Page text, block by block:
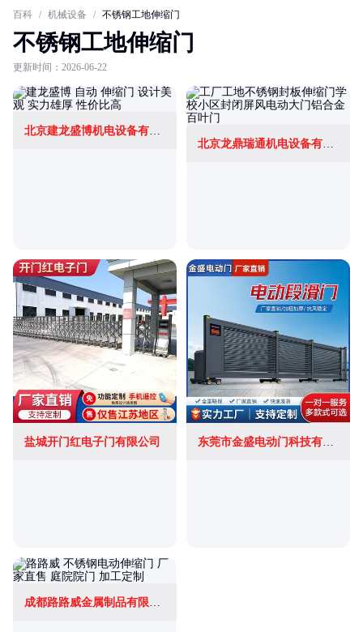
百科 / 机械设备 / 不锈钢工地伸缩门
不锈钢工地伸缩门
更新时间：2026-06-22
北京建龙盛博机电设备有限公司
北京龙鼎瑞通机电设备有限公司
盐城开门红电子门有限公司 东莞市金盛电动门科技有限公司
成都路路威金属制品有限公司